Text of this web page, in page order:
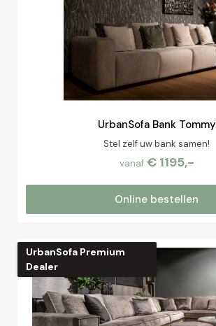
UrbanSofa Bank Tommy
Stel zelf uw bank samen!
vanaf € 1195,-
Online bestellen
UrbanSofa Premium
Dealer